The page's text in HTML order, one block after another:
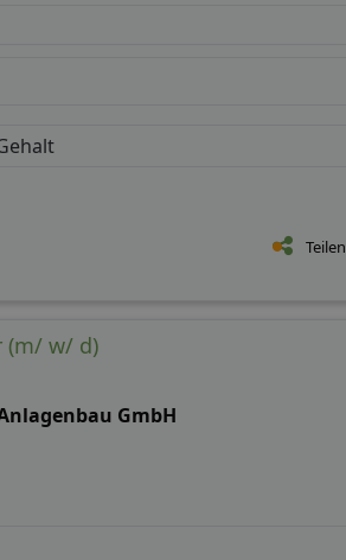
Teilen
(m/ w/ d)
GmbH